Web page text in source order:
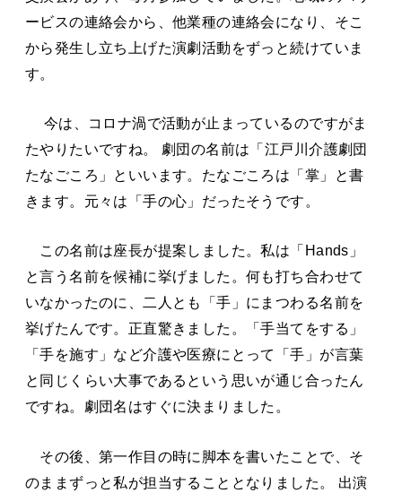
ービスの連絡会から、他業種の連絡会になり、そこ
から発生し立ち上げた演劇活動をずっと続けていま
す。
今は、コロナ渦で活動が止まっているのですがま
たやりたいですね。 劇団の名前は「江戸川介護劇団
たなごころ」といいます。たなごころは「掌」と書
きます。元々は「手の心」だったそうです。
この名前は座長が提案しました。私は「Hands」
と言う名前を候補に挙げました。何も打ち合わせて
いなかったのに、二人とも「手」にまつわる名前を
挙げたんです。正直驚きました。「手当てをする」
「手を施す」など介護や医療にとって「手」が言葉
と同じくらい大事であるという思いが通じ合ったん
ですね。劇団名はすぐに決まりました。
その後、第一作目の時に脚本を書いたことで、そ
のままずっと私が担当することとなりました。 出演